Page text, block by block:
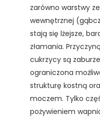
zarówno warstwy
wewnętrznej
stają się lżejsze,
złamania.
cukrzycy są
ograniczona
strukturę kostną
moczem. Tylko
pożywieniem